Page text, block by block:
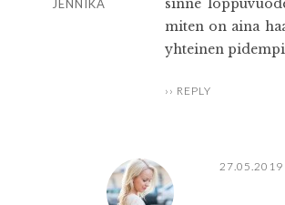
JENNIKA
sinne
miten on aina
yhteinen
REPLY
27.05.2019